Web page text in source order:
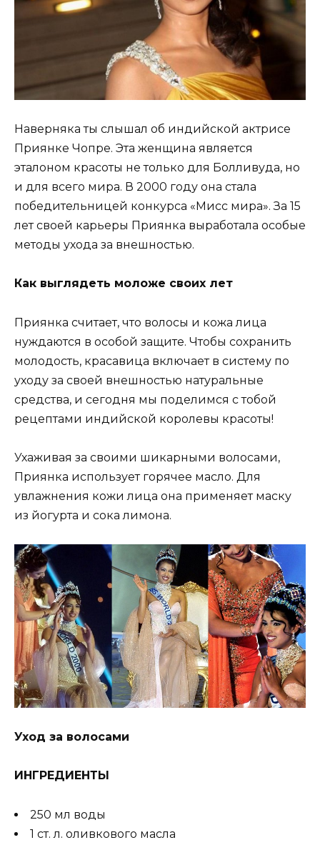
Наверняка ты слышал об индийской актрисе
Приянке Чопре. Эта женщина является
эталоном красоты не только для Болливуда, но
и для всего мира. В 2000 году она стала
победительницей конкурса «Мисс мира». За 15
лет своей карьеры Приянка выработала особые
методы ухода за внешностью.
Как выглядеть моложе своих лет
Приянка считает, что волосы и кожа лица
нуждаются в особой защите. Чтобы сохранить
молодость, красавица включает в систему по
уходу за своей внешностью натуральные
средства, и сегодня мы поделимся с тобой
рецептами индийской королевы красоты!
Ухаживая за своими шикарными волосами,
Приянка использует горячее масло. Для
увлажнения кожи лица она применяет маску
из йогурта и сока лимона.
Уход за волосами
ИНГРЕДИЕНТЫ
250 мл воды
1 ст. л. оливкового масла